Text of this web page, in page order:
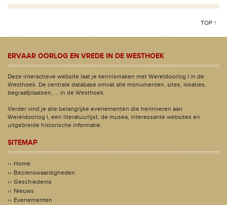
TOP ↑
ERVAAR OORLOG EN VREDE IN DE WESTHOEK
Deze interactieve website laat je kennismaken met Wereldoorlog I in de
Westhoek. De centrale database omvat alle monumenten, sites, lokaties,
begraafplaatsen, ... in de Westhoek.
Verder vind je alle belangrijke evenementen die herinneren aan
Wereldoorlog I, een literatuurlijst, de musea, interessante websites en
uitgebreide historische informatie.
SITEMAP
Home
Bezienswaardigheden
Geschiedenis
Nieuws
Evenementen